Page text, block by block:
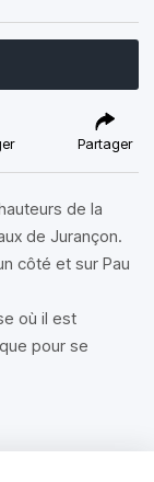
Partager
de la
de Jurançon.
côté et sur Pau
où il est
pour se